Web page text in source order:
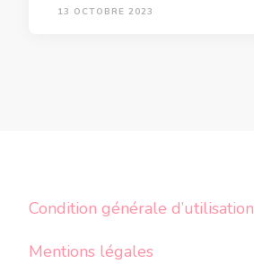
13 OCTOBRE 2023
Condition générale d’utilisation
Mentions légales